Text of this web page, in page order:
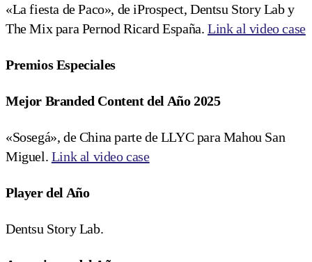
«La fiesta de Paco», de iProspect, Dentsu Story Lab y
The Mix para Pernod Ricard España.Link al video case
Premios Especiales
Mejor Branded Content del Año 2025
«Sosegá», de China parte de LLYC para Mahou San
Miguel. Link al video case
Player del Año
Dentsu Story Lab.